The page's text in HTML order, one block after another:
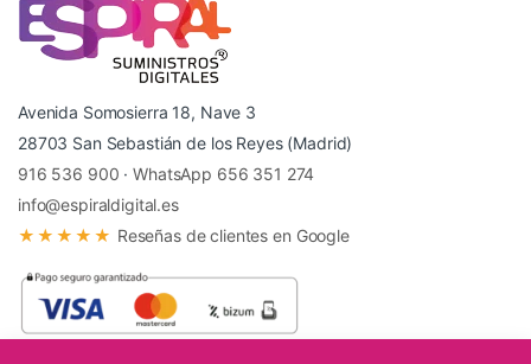
Avenida Somosierra 18, Nave 3
28703 San Sebastián de los Reyes (Madrid)
916 536 900 ·WhatsApp 656 351 274
info@espiraldigital.es
★★★★★ Reseñas de clientes en Google